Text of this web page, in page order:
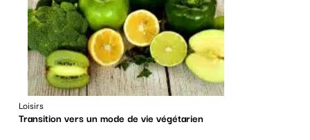
Loisirs
Transition vers un mode de vie végétarien